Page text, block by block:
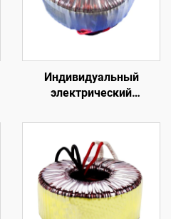
Индивидуальный
электрический
трансформатор 500 ВА
для аудиоусилителей,
тороидальный
трансформатор класса
H, усилитель мощности